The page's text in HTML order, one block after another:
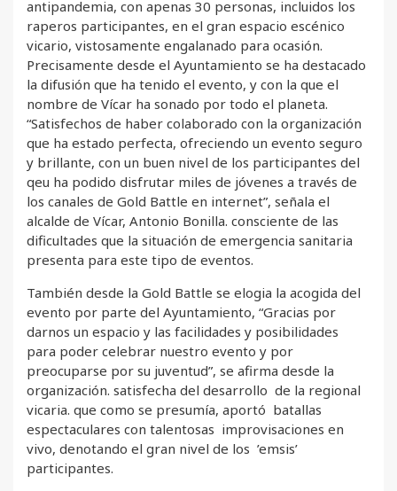
antipandemia, con apenas 30 personas, incluidos los
raperos participantes, en el gran espacio escénico
vicario, vistosamente engalanado para ocasión.
Precisamente desde el Ayuntamiento se ha destacado
la difusión que ha tenido el evento, y con la que el
nombre de Vícar ha sonado por todo el planeta.
“Satisfechos de haber colaborado con la organización
que ha estado perfecta, ofreciendo un evento seguro
y brillante, con un buen nivel de los participantes del
qeu ha podido disfrutar miles de jóvenes a través de
los canales de Gold Battle en internet”, señala el
alcalde de Vícar, Antonio Bonilla. consciente de las
dificultades que la situación de emergencia sanitaria
presenta para este tipo de eventos.
También desde la Gold Battle se elogia la acogida del
evento por parte del Ayuntamiento, “Gracias por
darnos un espacio y las facilidades y posibilidades
para poder celebrar nuestro evento y por
preocuparse por su juventud”, se afirma desde la
organización. satisfecha del desarrollo de la regional
vicaria. que como se presumía, aportó batallas
espectaculares con talentosas improvisaciones en
vivo, denotando el gran nivel de los ’emsis’
participantes.